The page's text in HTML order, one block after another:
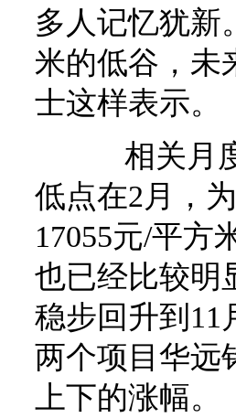
多人记忆犹新
米的低谷，未
士这样表示。
相关月度
低点在2月，
17055元/平方
也已经比较明
稳步回升到11
两个项目华远
上下的涨幅。